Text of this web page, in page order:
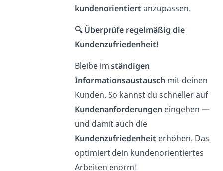
kundenorientiert anzupassen.
🔍 Überprüfe regelmäßig die
Kundenzufriedenheit!
Bleibe im ständigen
Informationsaustausch mit deinen
Kunden. So kannst du schneller auf
Kundenanforderungen eingehen —
und damit auch die
Kundenzufriedenheit erhöhen. Das
optimiert dein kundenorientiertes
Arbeiten enorm!